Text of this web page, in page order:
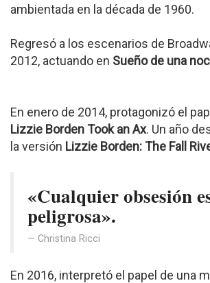
ambientada en la década de 1960.
Regresó a los escenarios de
2012, actuando en Sueño de una
En enero de 2014, protagonizó el
Lizzie Borden Took an Ax. Un año
la versión Lizzie Borden: The Fall
«Cualquier obsesión
peligrosa».
Christina Ricci
En 2016, interpretó el papel de una